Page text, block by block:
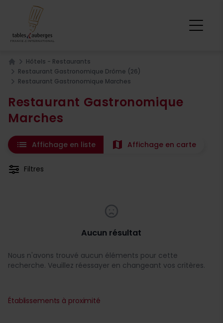
Home
Hôtels - Restaurants
Restaurant Gastronomique Drôme (26)
Restaurant Gastronomique Marches
Restaurant Gastronomique
Marches
list Affichage en liste map Affichage en carte
Filtres
Aucun résultat
Nous n'avons trouvé aucun éléments pour cette
recherche. Veuillez réessayer en changeant vos critères.
Établissements à proximité